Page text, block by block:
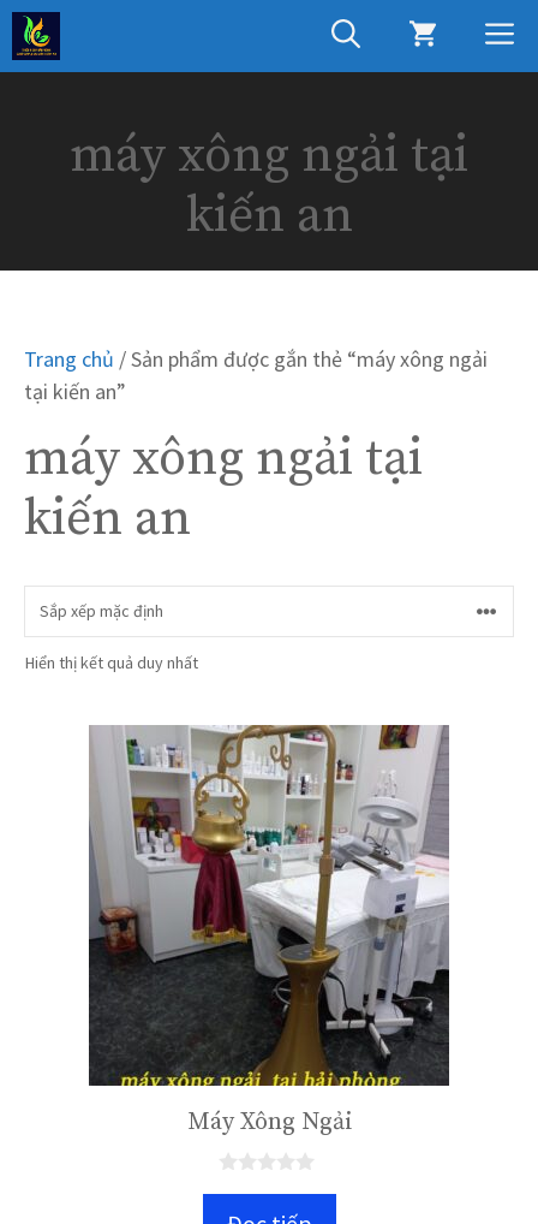
Chuyển
đến
nội
máy xông ngải tại
kiến an
Trang chủ / Sản phẩm được gắn thẻ “máy xông ngải
tại kiến an”
máy xông ngải tại
kiến an
Hiển thị kết quả duy nhất
Máy Xông Ngải